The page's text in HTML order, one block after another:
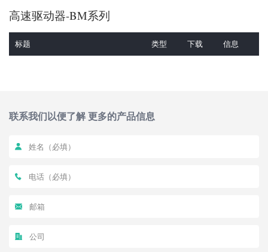
高速驱动器-BM系列
标题 类型 下载 信息
联系我们以便了解 更多的产品信息